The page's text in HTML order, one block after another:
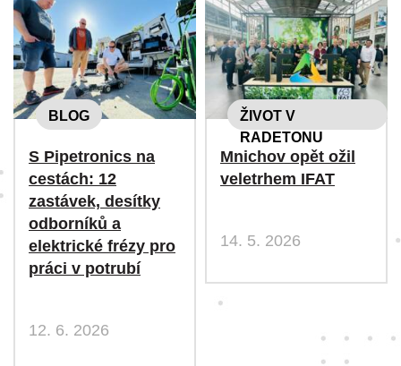
BLOG
S Pipetronics na
cestách: 12
zastávek, desítky
odborníků a
elektrické frézy pro
práci v potrubí
12. 6. 2026
ŽIVOT V
RADETONU
Mnichov opět ožil
veletrhem IFAT
14. 5. 2026